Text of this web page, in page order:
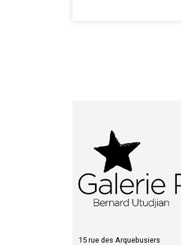
15 rue des Arquebusiers